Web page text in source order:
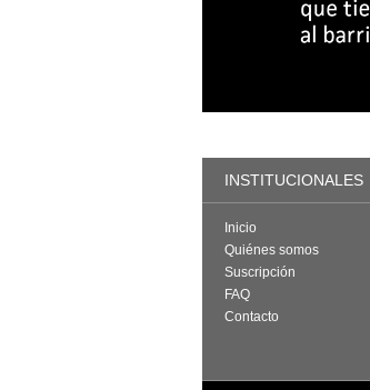
INSTITUCIONALES
Inicio
Quiénes somos
Suscripción
FAQ
Contacto